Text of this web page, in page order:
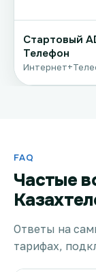
Стартовый
Телефон
FAQ
Частые
Ответы на
тарифах,